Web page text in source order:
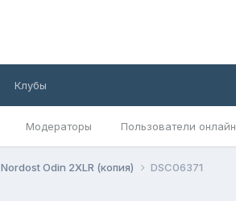
Модераторы Пользователи онлайн
Клубы
Nordost Odin 2XLR (копия) DSC06371